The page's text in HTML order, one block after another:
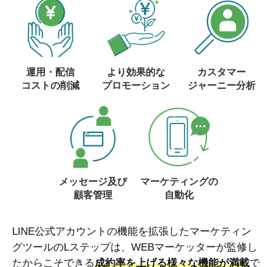
運用・配信
コストの削減
より効果的な
プロモーション
カスタマー
ジャーニー分析
メッセージ及び
顧客管理
マーケティングの
自動化
LINE公式アカウントの機能を拡張したマーケティン
グツールのLステップは、WEBマーケッターが監修し
たからこそできる成約率を上げる様々な機能が満載で